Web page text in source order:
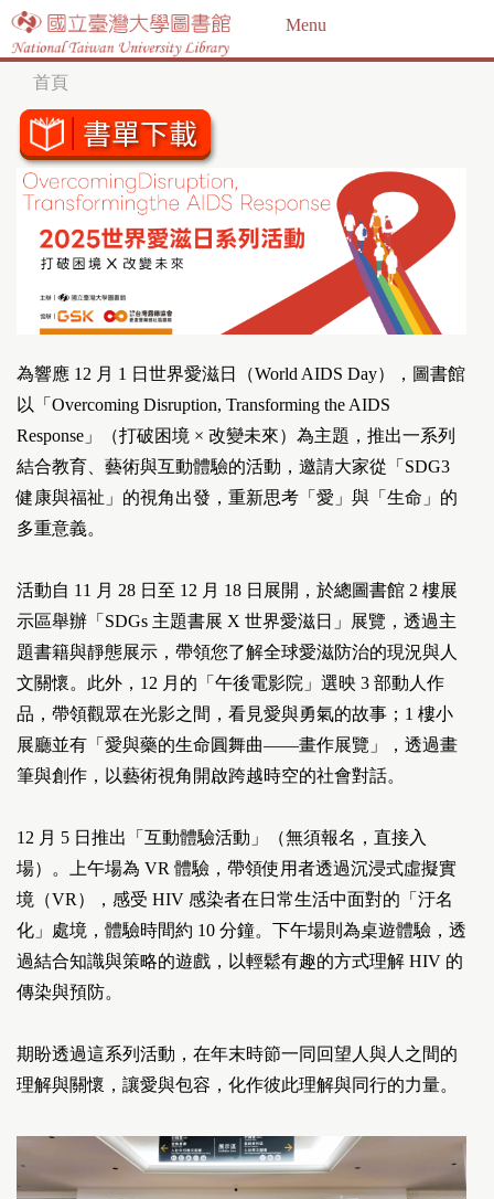
Jump to navigation
Menu
您
在
這
裡
首頁
為響應 12 月 1 日世界愛滋日（World AIDS Day），圖書館
以「Overcoming Disruption, Transforming the AIDS
Response」（打破困境 × 改變未來）為主題，推出一系列
結合教育、藝術與互動體驗的活動，邀請大家從「SDG3
健康與福祉」的視角出發，重新思考「愛」與「生命」的
多重意義。
活動自 11 月 28 日至 12 月 18 日展開，於總圖書館 2 樓展
示區舉辦「SDGs 主題書展 X 世界愛滋日」展覽，透過主
題書籍與靜態展示，帶領您了解全球愛滋防治的現況與人
文關懷。此外，12 月的「午後電影院」選映 3 部動人作
品，帶領觀眾在光影之間，看見愛與勇氣的故事；1 樓小
展廳並有「愛與藥的生命圓舞曲——畫作展覽」，透過畫
筆與創作，以藝術視角開啟跨越時空的社會對話。
12 月 5 日推出「互動體驗活動」（無須報名，直接入
場）。上午場為 VR 體驗，帶領使用者透過沉浸式虛擬實
境（VR），感受 HIV 感染者在日常生活中面對的「汙名
化」處境，體驗時間約 10 分鐘。下午場則為桌遊體驗，透
過結合知識與策略的遊戲，以輕鬆有趣的方式理解 HIV 的
傳染與預防。
期盼透過這系列活動，在年末時節一同回望人與人之間的
理解與關懷，讓愛與包容，化作彼此理解與同行的力量。